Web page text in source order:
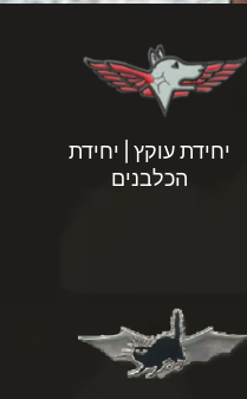
יחידת עוקץ | יחידת
הכלבנים